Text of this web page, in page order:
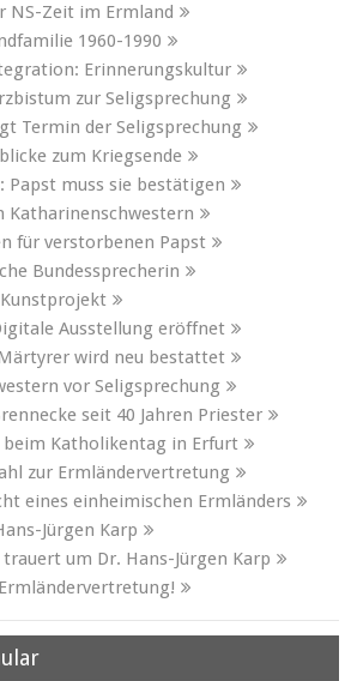
NS-Zeit im Ermland
1960-1990
Erinnerungskultur
zur Seligsprechung
Termin der Seligsprechung
zum Kriegsende
Papst muss sie bestätigen
Katharinenschwestern
für verstorbenen Papst
Bundessprecherin
Ausstellung eröffnet
wird neu bestattet
vor Seligsprechung
seit 40 Jahren Priester
Katholikentag in Erfurt
zur Ermländervertretung
eines einheimischen Ermländers
Jürgen Karp
um Dr. Hans-Jürgen Karp